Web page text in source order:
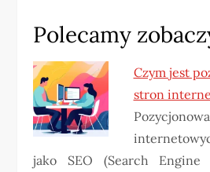
Polecamy
Czym jest
stron
jako SEO (Search